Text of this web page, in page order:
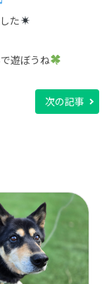
た
遊ぼうね
次の記事